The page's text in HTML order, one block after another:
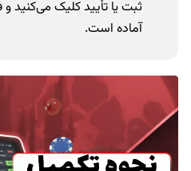
ثبت یا تأیید کلیک می‌کنید
آماده است.